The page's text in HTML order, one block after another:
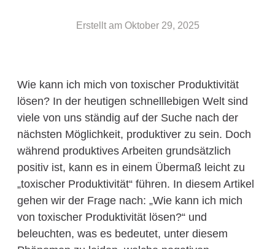
Erstellt am Oktober 29, 2025
Wie kann ich mich von toxischer Produktivität
lösen? In der heutigen schnelllebigen Welt sind
viele von uns ständig auf der Suche nach der
nächsten Möglichkeit, produktiver zu sein. Doch
während produktives Arbeiten grundsätzlich
positiv ist, kann es in einem Übermaß leicht zu
„toxischer Produktivität“ führen. In diesem Artikel
gehen wir der Frage nach: „Wie kann ich mich
von toxischer Produktivität lösen?“ und
beleuchten, was es bedeutet, unter diesem